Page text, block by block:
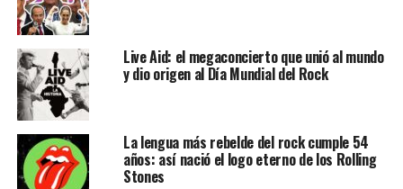
Live Aid: el megaconcierto que unió al mundo
y dio origen al Día Mundial del Rock
La lengua más rebelde del rock cumple 54
años: así nació el logo eterno de los Rolling
Stones